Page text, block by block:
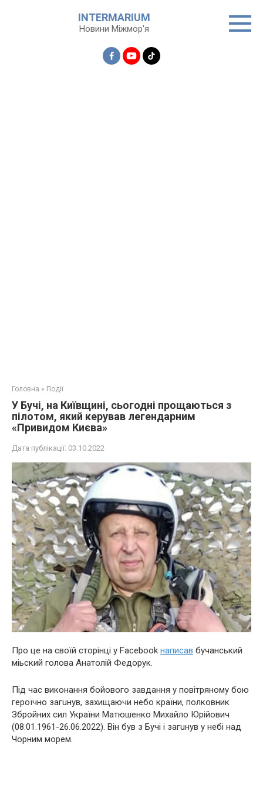
INTERMARIUM
Новини Міжмор'я
Головна » Події
У Бучі, на Київщині, сьогодні прощаються з
пілотом, який керував легендарним
«Привидом Києва»
Дата публікації: 03.10.2022
Про це на своїй сторінці у Facebook написав бучанський
міьский голова Анатолій Федорук.
Під час виконання бойового завдання у повітряному бою
героїчно загuнyв, захищаючи небо країни, полковник
Збройних сил України Матюшенко Михайло Юрійович
(08.01.1961-26.06.2022). Він був з Бучі і загuнув у небі над
Чорним морем.